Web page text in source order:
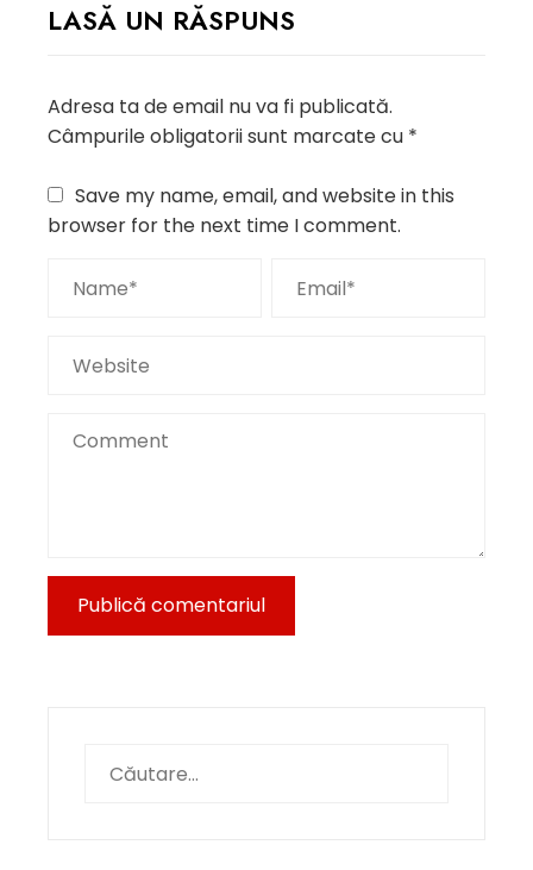
LASĂ UN RĂSPUNS
Adresa ta de email nu va fi publicată.
Câmpurile obligatorii sunt marcate cu *
Save my name, email, and website in this
browser for the next time I comment.
după: